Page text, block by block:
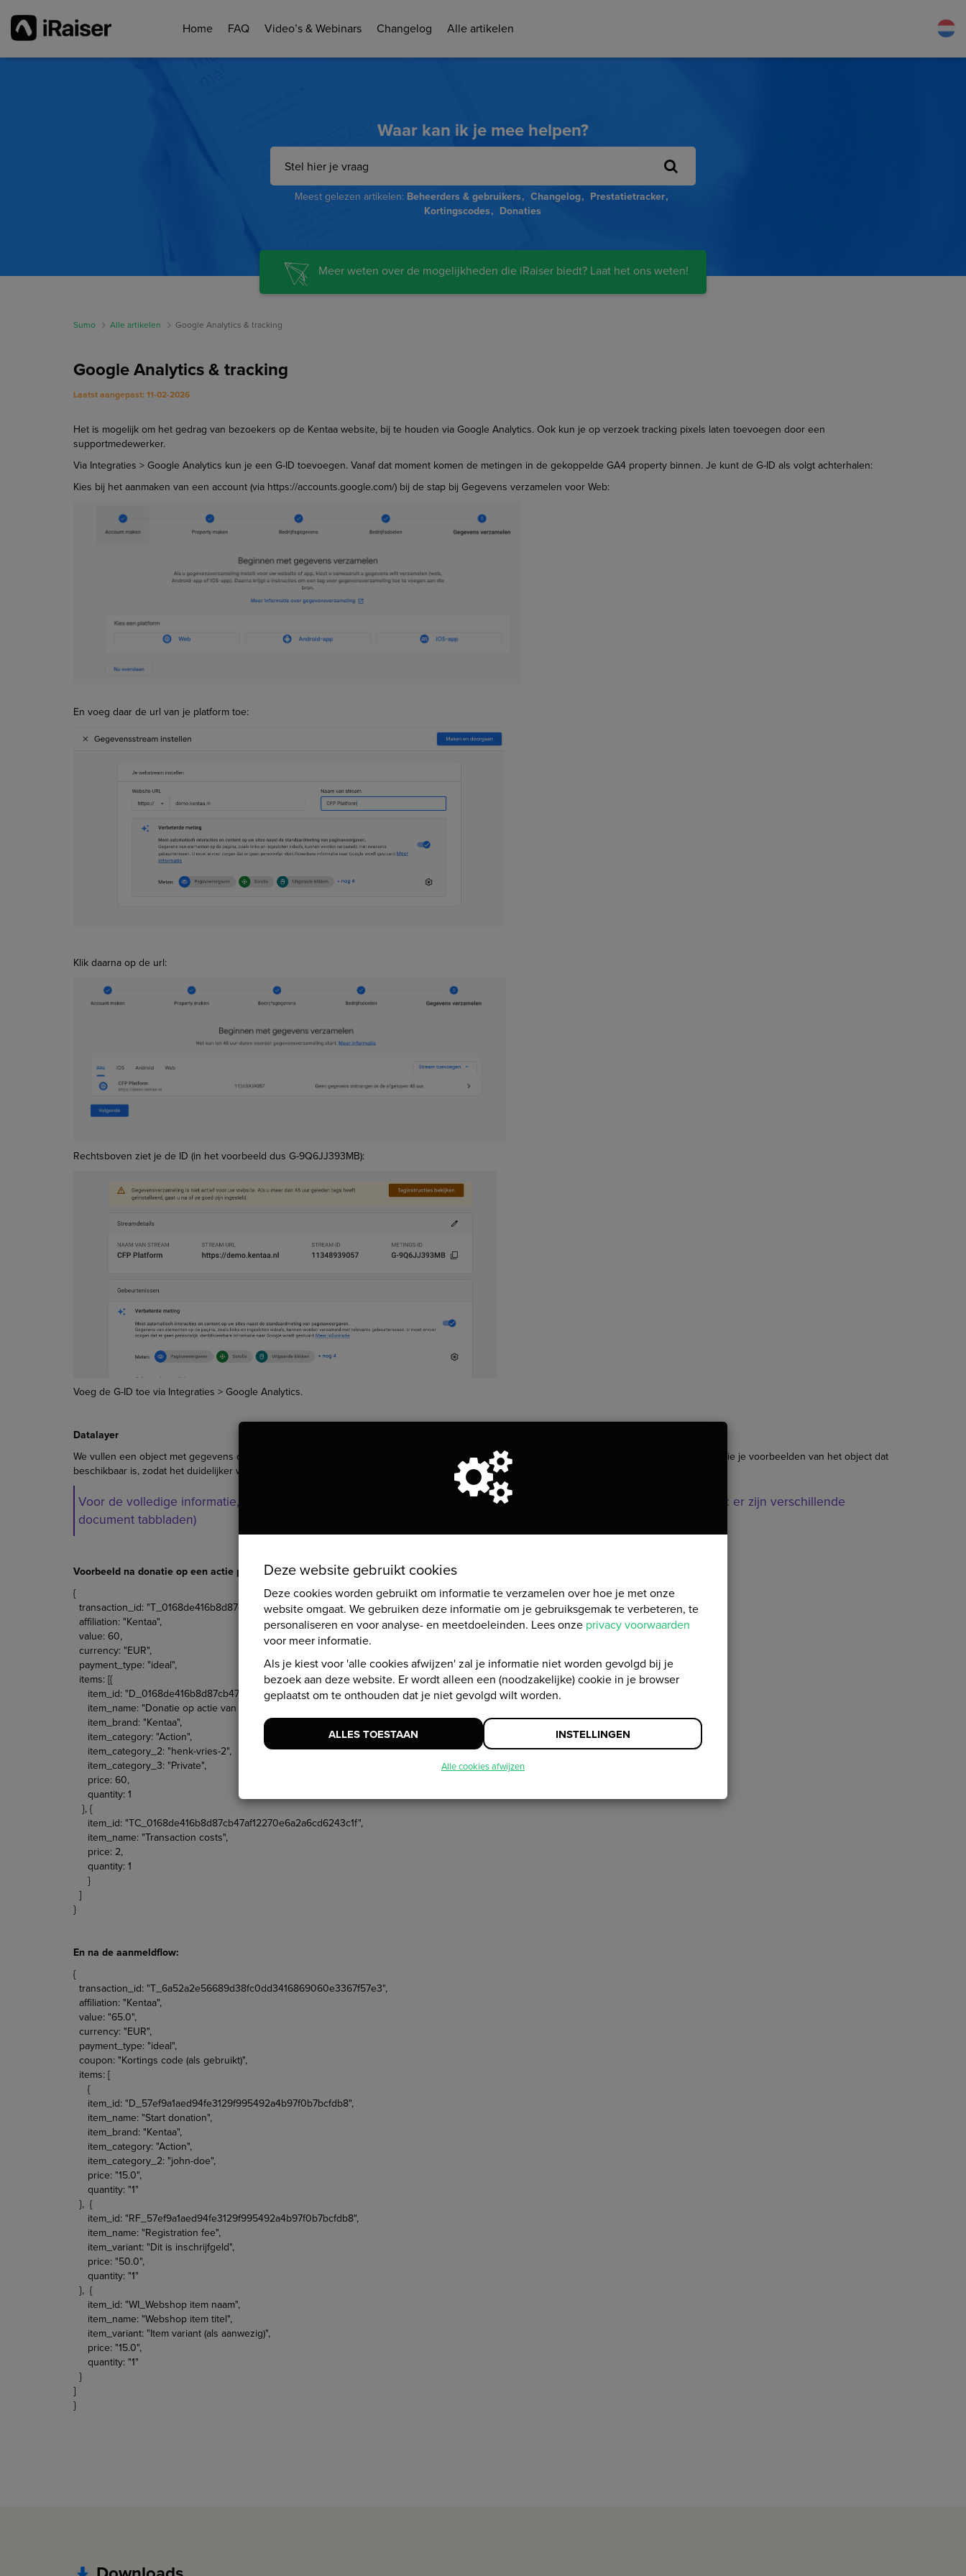
Home FAQ Video’s & Webinars Changelog Alle artikelen
Waar kan ik je mee helpen?
Meest gelezen artikelen: Beheerders & gebruikers Changelog
Prestatietracker
Kortingscodes
Donaties
Meer weten over de mogelijkheden die iRaiser biedt? Laat het ons weten!
Sumo Alle artikelen Google Analytics & tracking
Google Analytics & tracking
Laatst aangepast: 11-02-2026
Het is mogelijk om het gedrag van bezoekers op de Kentaa website, bij te houden via Google Analytics. Ook kun je op verzoek tracking pixels laten toevoegen door een
supportmedewerker.
Via Integraties > Google Analytics kun je een G-ID toevoegen. Vanaf dat moment komen de metingen in de gekoppelde GA4 property binnen. Je kunt de G-ID als volgt achterhalen:
Kies bij het aanmaken van een account (via https://accounts.google.com/) bij de stap bij Gegevens verzamelen voor Web:
En voeg daar de url van je platform toe:
Klik daarna op de url:
Rechtsboven ziet je de ID (in het voorbeeld dus G-9Q6JJ393MB):
Voeg de G-ID toe via Integraties > Google Analytics.
Datalayer
We vullen een object met gegevens die in de window.dataLayer worden gepusht zodat het kan worden gebruikt door Googles Tag Manager. Hier zie je voorbeelden van het object dat
beschikbaar is, zodat het duidelijker wordt wat voor gegevens verwacht worden.
Voor de volledige informatie, zie het bestand: " Google Analytics 4 - Donation Purchase Event Documentation
" (let op: er zijn verschillende
document tabbladen)
Voorbeeld na donatie op een actie pagina:
{
transaction_id: "T_0168de416b8d87cb47af12270e6a2a6cd6243c1f",
affiliation: "Kentaa",
value: 60,
currency: "EUR",
payment_type: "ideal",
items: [{
item_id: "D_0168de416b8d87cb47af12270e6a2a6cd6243c1f",
item_name: "Donatie op actie van Henk Vries",
item_brand: "Kentaa",
item_category: "Action",
item_category_2: "henk-vries-2",
item_category_3: "Private",
price: 60,
quantity: 1
}, {
item_id: "TC_0168de416b8d87cb47af12270e6a2a6cd6243c1f",
item_name: "Transaction costs",
price: 2,
quantity: 1
}
]
}
En na de aanmeldflow:
{
transaction_id: "T_6a52a2e56689d38fc0dd3416869060e3367f57e3",
affiliation: "Kentaa",
value: "65.0",
currency: "EUR",
payment_type: "ideal",
coupon: "Kortings code (als gebruikt)",
items: [
{
item_id: "D_57ef9a1aed94fe3129f995492a4b97f0b7bcfdb8",
item_name: "Start donation",
item_brand: "Kentaa",
item_category: "Action",
item_category_2: "john-doe",
price: "15.0",
quantity: "1"
}, {
item_id: "RF_57ef9a1aed94fe3129f995492a4b97f0b7bcfdb8",
item_name: "Registration fee",
item_variant: "Dit is inschrijfgeld",
price: "50.0",
quantity: "1"
}, {
item_id: "WI_Webshop item naam",
item_name: "Webshop item titel",
item_variant: "Item variant (als aanwezig)",
price: "15.0",
quantity: "1"
}
]
}
Deze website gebruikt cookies
Deze cookies worden gebruikt om informatie te verzamelen over hoe je met onze
website omgaat. We gebruiken deze informatie om je gebruiksgemak te verbeteren, te
personaliseren en voor analyse- en meetdoeleinden. Lees onze privacy voorwaarden
voor meer informatie.
Als je kiest voor 'alle cookies afwijzen' zal je informatie niet worden gevolgd bij je
bezoek aan deze website. Er wordt alleen een (noodzakelijke) cookie in je browser
geplaatst om te onthouden dat je niet gevolgd wilt worden.
ALLES TOESTAAN INSTELLINGEN
Alle cookies afwijzen